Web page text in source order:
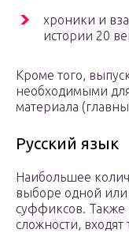
хроники и
истории 20
Кроме того,
необходимыми
материала
Русский язык
Наибольшее
выборе одной или
суффиксов.
сложности, входят